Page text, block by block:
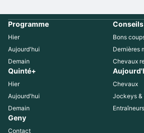
Programme
Hier
Aujourd'hui
Demain
Bons
Dernières
Chevaux
Quinté+
Hier
Aujourd'hui
Demain
Chevaux
Jockeys &
Entraîneurs
Geny
Contact